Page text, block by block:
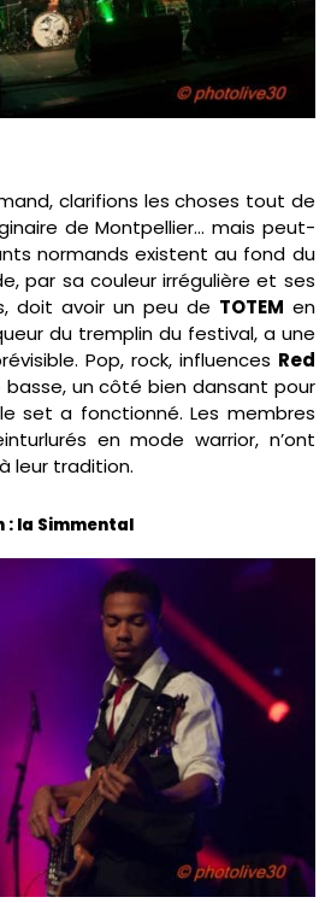
clarifions les choses tout de
de Montpellier… mais peut-
normands existent au fond du
par sa couleur irrégulière et ses
doit avoir un peu de TOTEM en
du tremplin du festival, a une
Pop, rock, influences Red
basse, un côté bien dansant pour
set a fonctionné. Les membres
en mode warrior, n’ont
leur tradition.
: la Simmental